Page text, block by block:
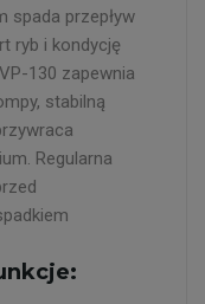
spada przepływ
ryb i kondycję
130 zapewnia
stabilną
Regularna